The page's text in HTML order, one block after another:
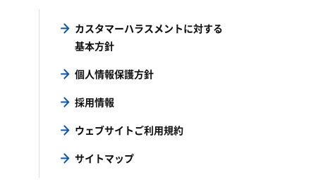
カスタマーハラスメントに対する
基本方針
個人情報保護方針
採用情報
ウェブサイトご利用規約
サイトマップ